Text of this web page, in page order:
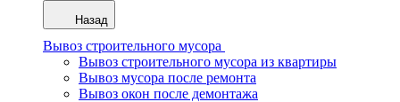
Назад
Вывоз строительного мусора
Вывоз строительного мусора из квартиры
Вывоз мусора после ремонта
Вывоз окон после демонтажа